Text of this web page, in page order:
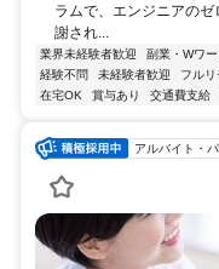
ラムで、エンジニアの
謝され...
業界未経験者歓迎 副業・Wワ
経験不問
未経験者歓迎 フルリ
在宅OK
賞与あり 交通費支給
アルバイト・